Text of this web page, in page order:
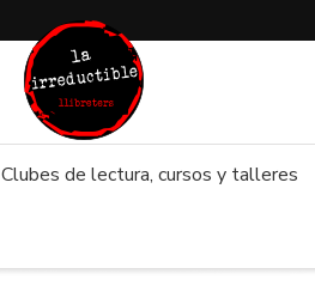
Clubes de lectura, cursos y talleres